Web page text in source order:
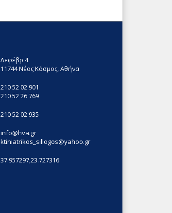
Λεφέβρ 4
11744 Νέος Κόσμος, Αθήνα
210 52 02 901
210 52 26 769
210 52 02 935
info@hva.gr
ktiniatrikos_sillogos@yahoo.gr
37.957297,23.727316